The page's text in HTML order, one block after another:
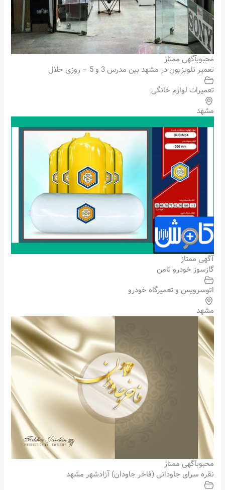
محبوبآگهی ممتاز
تعمیر تلویزیون در مشهد بین مدرس 3 و 5 – روزی حلال
تعمیرات لوازم خانگی
مشهد
آگهی ممتاز
گازسوز خودرو ثامن
اتوسرویس و تعمیرگاه خودرو
مشهد
محبوبآگهی ممتاز
نقره سرای جاودانی (فاخر جاودان) آزادشهر مشهد